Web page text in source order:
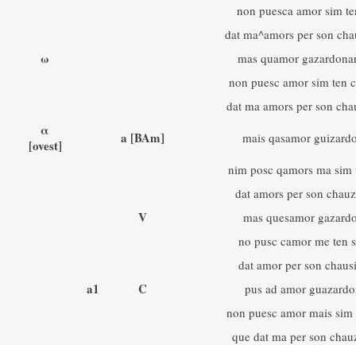
non puesca amor sim
dat ma^amors per son
ω
mas quamor
non puesc amor sim ten
dat ma amors per son
α
[ovest]
a [BAm]
mais qasamor
nim posc qamors ma sim
dat amors per son
V
mas quesamor
no pusc camor me ten
dat amor per son
a1 C
pus ad amor
non puesc amor mais sim
que dat ma per son